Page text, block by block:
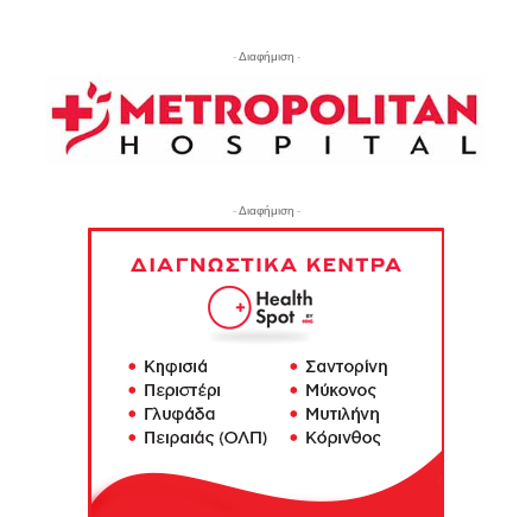
- Διαφήμιση -
- Διαφήμιση -